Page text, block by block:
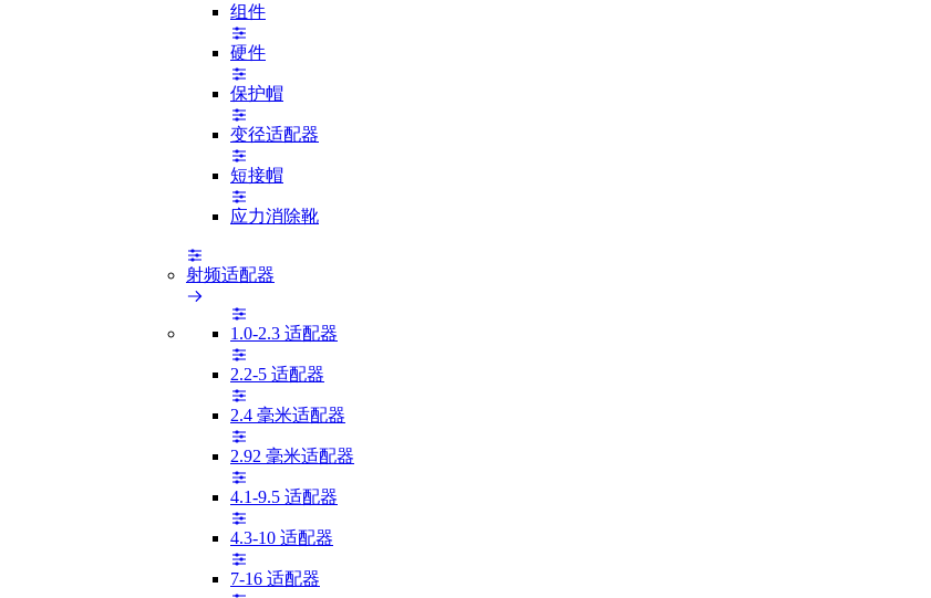
组件
硬件
保护帽
变径适配器
短接帽
应力消除靴
射频适配器
1.0-2.3 适配器
2.2-5 适配器
2.4 毫米适配器
2.92 毫米适配器
4.1-9.5 适配器
4.3-10 适配器
7-16 适配器